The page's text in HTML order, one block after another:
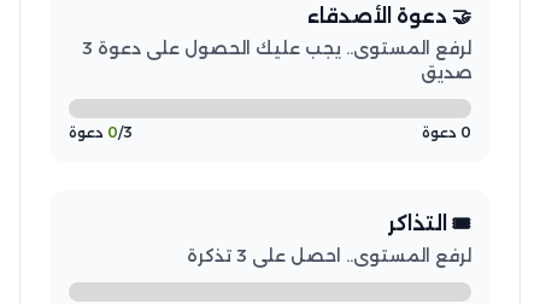
🤝 دعوة الأصدقاء
لرفع المستوى.. يجب عليك الحصول على دعوة 3
صديق
0 دعوة 0/3 دعوة
🎟️ التذاكر
لرفع المستوى.. احصل على 3 تذكرة